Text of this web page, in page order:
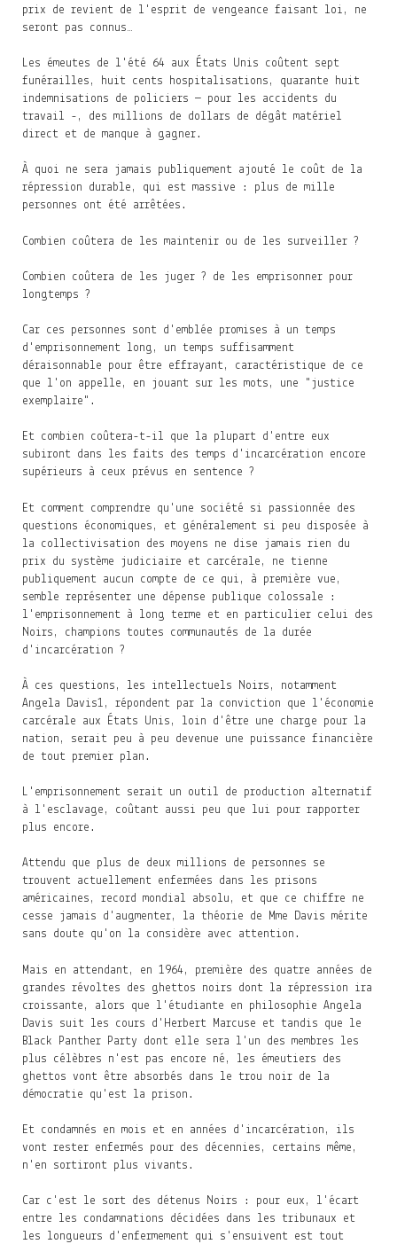
prix de revient de l'esprit de vengeance faisant loi, ne
seront pas connus…
Les émeutes de l'été 64 aux États Unis coûtent sept
funérailles, huit cents hospitalisations, quarante huit
indemnisations de policiers — pour les accidents du
travail -, des millions de dollars de dégât matériel
direct et de manque à gagner.
À quoi ne sera jamais publiquement ajouté le coût de la
répression durable, qui est massive : plus de mille
personnes ont été arrêtées.
Combien coûtera de les maintenir ou de les surveiller ?
Combien coûtera de les juger ? de les emprisonner pour
longtemps ?
Car ces personnes sont d'emblée promises à un temps
d'emprisonnement long, un temps suffisamment
déraisonnable pour être effrayant, caractéristique de ce
que l'on appelle, en jouant sur les mots, une "justice
exemplaire".
Et combien coûtera-t-il que la plupart d'entre eux
subiront dans les faits des temps d'incarcération encore
supérieurs à ceux prévus en sentence ?
Et comment comprendre qu'une société si passionnée des
questions économiques, et généralement si peu disposée à
la collectivisation des moyens ne dise jamais rien du
prix du système judiciaire et carcérale, ne tienne
publiquement aucun compte de ce qui, à première vue,
semble représenter une dépense publique colossale :
l'emprisonnement à long terme et en particulier celui des
Noirs, champions toutes communautés de la durée
d'incarcération ?
À ces questions, les intellectuels Noirs, notamment
Angela Davis1 , répondent par la conviction que l'économie
carcérale aux États Unis, loin d'être une charge pour la
nation, serait peu à peu devenue une puissance financière
de tout premier plan.
L'emprisonnement serait un outil de production alternatif
à l'esclavage, coûtant aussi peu que lui pour rapporter
plus encore.
Attendu que plus de deux millions de personnes se
trouvent actuellement enfermées dans les prisons
américaines, record mondial absolu, et que ce chiffre ne
cesse jamais d'augmenter, la théorie de Mme Davis mérite
sans doute qu'on la considère avec attention.
Mais en attendant, en 1964, première des quatre années de
grandes révoltes des ghettos noirs dont la répression ira
croissante, alors que l'étudiante en philosophie Angela
Davis suit les cours d'Herbert Marcuse et tandis que le
Black Panther Party dont elle sera l'un des membres les
plus célèbres n'est pas encore né, les émeutiers des
ghettos vont être absorbés dans le trou noir de la
démocratie qu'est la prison.
Et condamnés en mois et en années d'incarcération, ils
vont rester enfermés pour des décennies, certains même,
n'en sortiront plus vivants.
Car c'est le sort des détenus Noirs : pour eux, l'écart
entre les condamnations décidées dans les tribunaux et
les longueurs d'enfermement qui s'ensuivent est tout